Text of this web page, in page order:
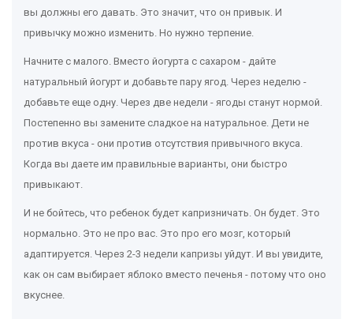
вы должны его давать. Это значит, что он привык. И
привычку можно изменить. Но нужно терпение.
Начните с малого. Вместо йогурта с сахаром - дайте
натуральный йогурт и добавьте пару ягод. Через неделю -
добавьте еще одну. Через две недели - ягоды станут нормой.
Постепенно вы замените сладкое на натуральное. Дети не
против вкуса - они против отсутствия привычного вкуса.
Когда вы даете им правильные варианты, они быстро
привыкают.
И не бойтесь, что ребенок будет капризничать. Он будет. Это
нормально. Это не про вас. Это про его мозг, который
адаптируется. Через 2-3 недели капризы уйдут. И вы увидите,
как он сам выбирает яблоко вместо печенья - потому что оно
вкуснее.